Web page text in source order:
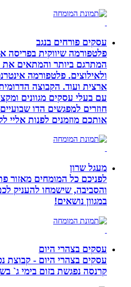
עסקים פורחים בנגב
פלטפורמה שיווקית בפריסה ארצית.
המתרגם ביותר והמתאים את
ולאילוצים. פלטפורמה אינטרנטית
ארצית ועוד. הקבוצה הדרומית
עם בעלי עסקים מגוונים
חוזרים למפגשים הדו שבועיים
אותכם מוזמנים לפנות אליי לקבל
מעגל שרון
לפניכם כל המומחים מאזור פתח
והסביבה, שישמחו להעניק לכם
במגוון נושאים!
עסקים בצהרי היום
עסקים בצהרי היום - קבוצת
קרנסה נפגשת בזום בימי ג` בשעה 1300